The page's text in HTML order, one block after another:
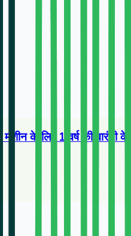
के लिए 1 वर्ष की